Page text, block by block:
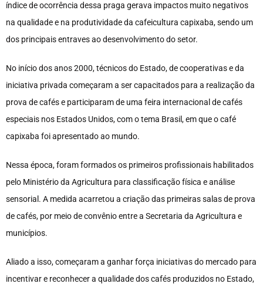
índice de ocorrência dessa praga gerava impactos muito negativos
na qualidade e na produtividade da cafeicultura capixaba, sendo um
dos principais entraves ao desenvolvimento do setor.
No início dos anos 2000, técnicos do Estado, de cooperativas e da
iniciativa privada começaram a ser capacitados para a realização da
prova de cafés e participaram de uma feira internacional de cafés
especiais nos Estados Unidos, com o tema Brasil, em que o café
capixaba foi apresentado ao mundo.
Nessa época, foram formados os primeiros profissionais habilitados
pelo Ministério da Agricultura para classificação física e análise
sensorial. A medida acarretou a criação das primeiras salas de prova
de cafés, por meio de convênio entre a Secretaria da Agricultura e
municípios.
Aliado a isso, começaram a ganhar força iniciativas do mercado para
incentivar e reconhecer a qualidade dos cafés produzidos no Estado,